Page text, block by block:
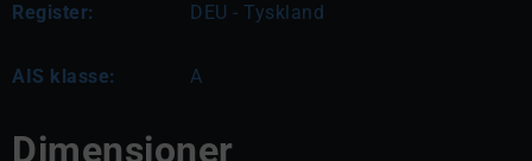
Register: DEU - Tyskland
AIS klasse: A
Dimensioner